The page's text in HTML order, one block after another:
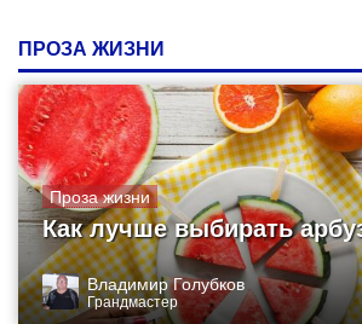
ПРОЗА ЖИЗНИ
Проза жизни
Как лучше выбирать
Владимир Голубков
Грандмастер